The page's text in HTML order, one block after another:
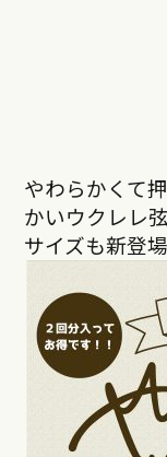
やわらかくて
かいウクレレ
サイズも新登場